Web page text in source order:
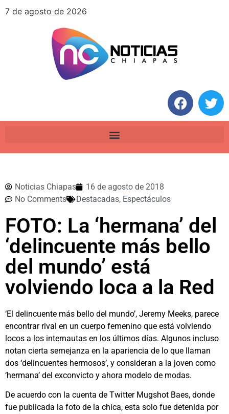
7 de agosto de 2026
Noticias Chiapas
16 de agosto de 2018
No Comments
Destacadas, Espectáculos
FOTO: La ‘hermana’ del
‘delincuente más bello
del mundo’ está
volviendo loca a la Red
‘El delincuente más bello del mundo’, Jeremy Meeks, parece
encontrar rival en un cuerpo femenino que está volviendo
locos a los internautas en los últimos días. Algunos incluso
notan cierta semejanza en la apariencia de lo que llaman
dos ‘delincuentes hermosos’, y consideran a la joven como
‘hermana’ del exconvicto y ahora modelo de modas.
De acuerdo con la cuenta de Twitter Mugshot Baes, donde
fue publicada la foto de la chica, esta solo fue detenida por